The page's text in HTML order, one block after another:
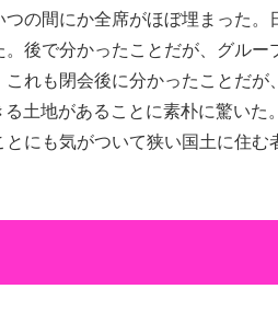
の間にか全席がほぼ埋まった。
後で分かったことだが、グルー
れも閉会後に分かったことだが
土地があることに素朴に驚いた
にも気がついて狭い国土に住む